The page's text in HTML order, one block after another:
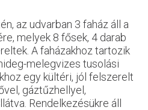
az udvarban 3 faház áll a
melyek 8 fősek, 4 darab
A faházakhoz tartozik
melegvizes tusolási
egy kültéri, jól felszerelt
gáztűzhellyel,
Rendelkezésükre áll